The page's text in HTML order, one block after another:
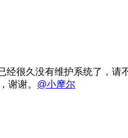
经很久没有维护系统了，请
谢谢。 @小摩尔